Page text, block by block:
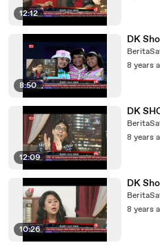
12:12
8:50
DK
8 years
12:09
DK
8 years
10:26
DK
8 years